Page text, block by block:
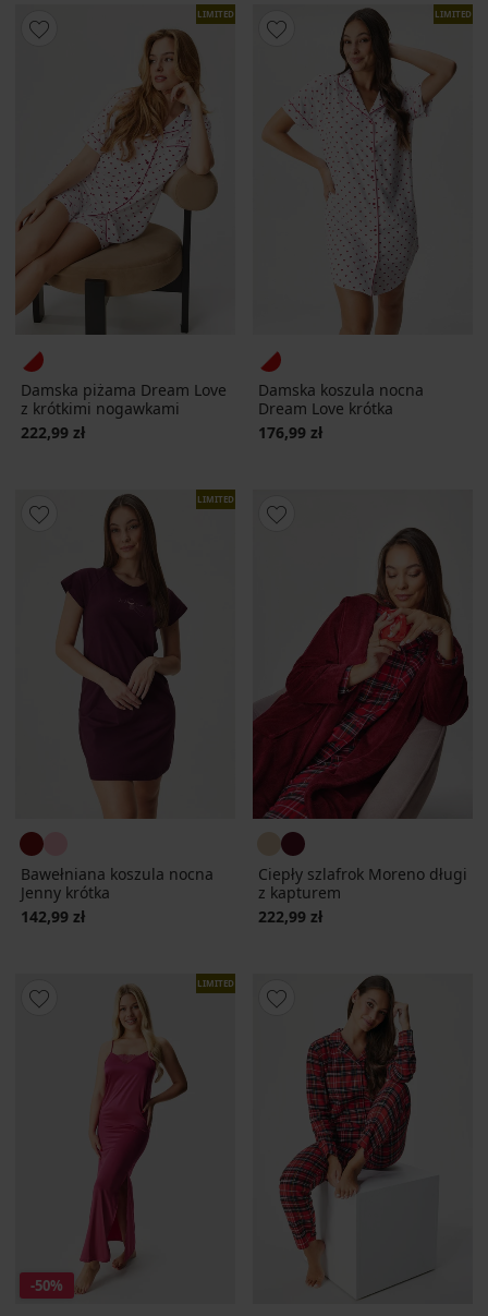
LIMITED
Damska piżama Dream Love
z krótkimi nogawkami
222,99 zł
LIMITED
Damska koszula nocna
Dream Love krótka
176,99 zł
LIMITED
Bawełniana koszula nocna
Jenny krótka
142,99 zł
Ciepły szlafrok Moreno długi
z kapturem
222,99 zł
LIMITED
-50%